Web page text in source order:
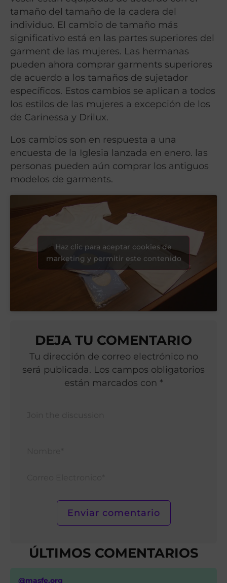
tamaño del tamaño de la cadera del
individuo. El cambio de tamaño más
significativo está en las partes superiores del
garment de las mujeres. Las hermanas
pueden ahora comprar garments superiores
de acuerdo a los tamaños de sujetador
específicos. Estos cambios se aplican a todos
los estilos de las mujeres a excepción de los
de Carinessa y Drilux.
Los cambios son en respuesta a una
encuesta de la Iglesia lanzada en enero. las
personas pueden aún comprar los antiguos
modelos de garments.
Haz clic para aceptar cookies de
marketing y permitir este contenido
DEJA TU COMENTARIO
Tu dirección de correo electrónico no
será publicada. Los campos obligatorios
están marcados con *
ÚLTIMOS COMENTARIOS
@masfe.org